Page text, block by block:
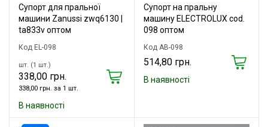
Супорт для пральної
машини Zanussi zwq6130 |
ta833v оптом
Код EL-098
шт. (1 шт.)
338,00 грн.
338,00 грн. за 1 шт.
В наявності
Супорт на пральну
машину ELECTROLUX cod.
098 оптом
Код AB-098
514,80 грн.
В наявності